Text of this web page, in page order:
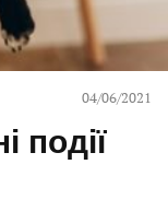
04/06/2021
події